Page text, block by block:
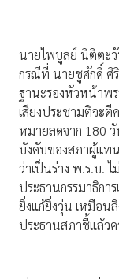
นายไพบูลย์ นิติตะวั
กรณีที่ นายชูศักดิ์ ศิ
ฐานะรองหัวหน้าพร
เสียงประชามติจะตี
หมายลดจาก 180 วั
บังคับของสภาผู้แท
ว่าเป็นร่าง พ.ร.บ.
ประธานกรรมาธิกา
ยิ่งแก้ยิ่งวุ่น เหมือน
ประธานสภาชี้แล้วค